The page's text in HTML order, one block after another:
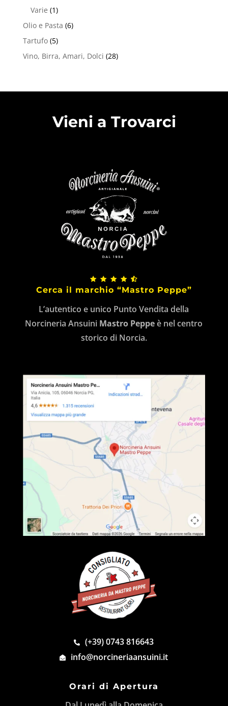
Varie (1)
Olio e Pasta (6)
Tartufo (5)
Vino, Birra, Amari, Dolci (28)
Vieni a Trovarci
Cerca il marchio “Mastro Peppe”
L’autentico e unico Punto Vendita della
Norcineria Ansuini Mastro Peppeè nel centro
storico di Norcia.
(+39) 0743 816643
info@norcineriaansuini.it
Orari di Apertura